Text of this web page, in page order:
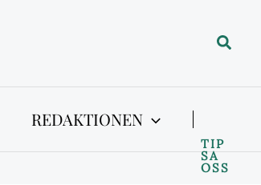
Sök
REDAKTIONEN
TIP
SA
OSS